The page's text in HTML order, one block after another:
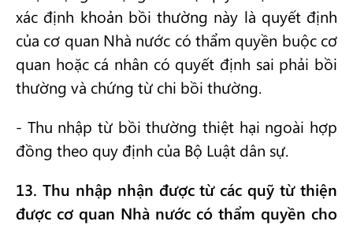
xác định khoản bồi thường này là quyết định
của cơ quan Nhà nước có thẩm quyền buộc cơ
quan hoặc cá nhân có quyết định sai phải bồi
thường và chứng từ chi bồi thường.
- Thu nhập từ bồi thường thiệt hại ngoài hợp
đồng theo quy định của Bộ Luật dân sự.
13. Thu nhập nhận được từ các quỹ từ thiện
được cơ quan Nhà nước có thẩm quyền cho